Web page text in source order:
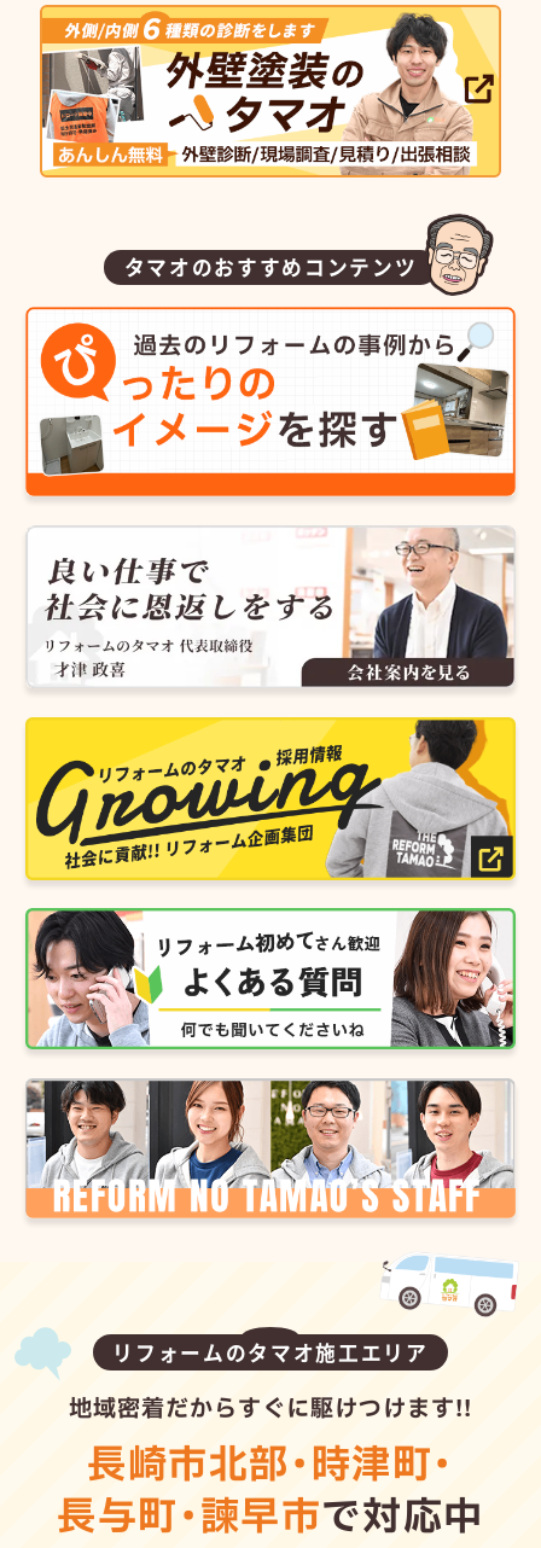
タマオのおすすめコンテンツ
リフォームのタマオ施工エリア
地域密着だからすぐに駆けつけます!!
長崎市北部・時津町・
長与町・諫早市で対応中